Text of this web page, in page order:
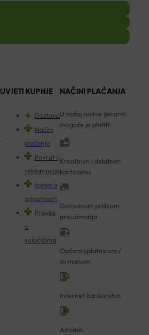
UVJETI KUPNJE
Dostava
Načini
plaćanja
Povrat i
reklamacija
Izjava o
privatnosti
Pravila
o
kolačićima
NAČINI PLAĆANJA
U našoj online ljekarni
moguće je platiti:
Kreditnim i debitnim
karticama
Gotovinom prilikom
preuzimanja
Općom uplatnicom /
virmanom
Internet bankarstvo
Aircash